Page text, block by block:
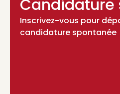
Candidature
Inscrivez-vous pour
candidature spontanée